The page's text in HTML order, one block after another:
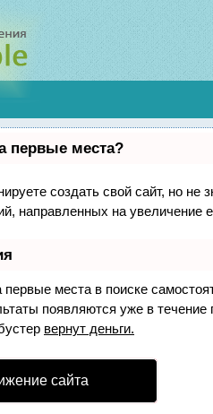
первые места?
создать свой сайт, но не
направленных на увеличение
места в поиске
появляются уже в
вернут деньги.
сайта